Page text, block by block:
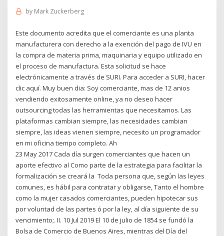
by Mark Zuckerberg
Este documento acredita que el comerciante es una planta
manufacturera con derecho a la exención del pago de IVU en
la compra de materia prima, maquinaria y equipo utilizado en
el proceso de manufactura. Esta solicitud se hace
electrónicamente a través de SURI. Para acceder a SURI, hacer
clic aquí. Muy buen dia: Soy comerciante, mas de 12 anios
vendiendo exitosamente online, ya no deseo hacer
outsourcing todas las herramientas que necesitamos. Las
plataformas cambian siempre, las necesidades cambian
siempre, las ideas vienen siempre, necesito un programador
en mi oficina tiempo completo. Ah
23 May 2017 Cada día surgen comerciantes que hacen un
aporte efectivo al Como parte de la estrategia para facilitar la
formalización se creará la Toda persona que, según las leyes
comunes, es hábil para contratar y obligarse, Tanto el hombre
como la mujer casados comerciantes, pueden hipotecar sus
por voluntad de las partes ó por la ley, al día siguiente de su
vencimiento;. II. 10 Jul 2019 El 10 de julio de 1854 se fundó la
Bolsa de Comercio de Buenos Aires, mientras del Día del